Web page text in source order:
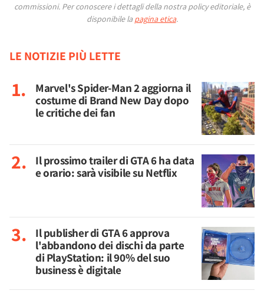
commissioni. Per conoscere i dettagli della nostra policy editoriale, è
disponibile la pagina etica.
LE NOTIZIE PIÙ LETTE
Marvel's Spider-Man 2 aggiorna il
costume di Brand New Day dopo
le critiche dei fan
Il prossimo trailer di GTA 6 ha data
e orario: sarà visibile su Netflix
Il publisher di GTA 6 approva
l'abbandono dei dischi da parte
di PlayStation: il 90% del suo
business è digitale